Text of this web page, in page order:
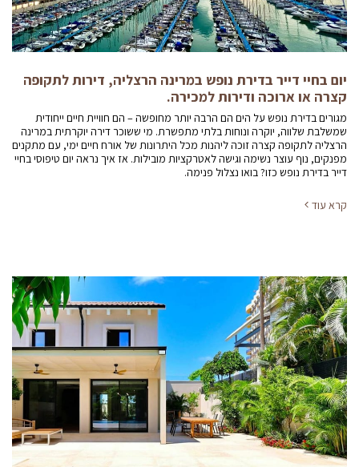
יום בחיי דייר בדירת נופש במרינה הרצליה, דירות לתקופה
קצרה או ארוכה ודירות למכירה.
מגורים בדירת נופש על הים הם הרבה יותר מחופשה – הם חוויית חיים ייחודית
שמשלבת שלווה, יוקרה ונוחות בלתי מתפשרת. מי ששוכר דירה יוקרתית במרינה
הרצליה לתקופה קצרה זוכה ליהנות מכל היתרונות של אורח חיים ימי, עם מתקנים
מפנקים, נוף עוצר נשימה וגישה לאטרקציות מובילות. אז איך נראה יום טיפוסי בחיי
דייר בדירת נופש כזו? בואו נצלול פנימה.
קרא עוד